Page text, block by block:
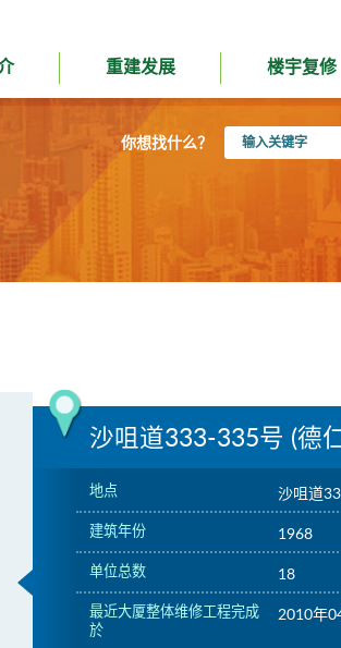
重建发展 楼宇复修
你想找什么？
入
沙咀道333-335号 (德
地点 沙咀道
建筑年份 1968
单位总数 18
最近大厦整体维修工程完成
於
2010年